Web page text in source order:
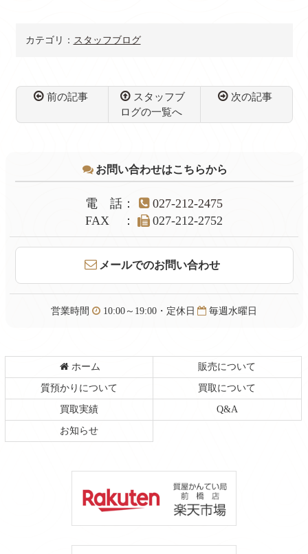
カテゴリ： スタッフブログ
前の記事
スタッフブ
ログの一覧へ
次の記事
お問い合わせはこちらから
電話 ：
027-212-2475
FAX
： 027-212-2752
メールでのお問い合わせ
営業時間 10:00～19:00・定休日 毎週水曜日
ホーム 販売について
質預かりについて 買取について
買取実績 Q&A
お知らせ